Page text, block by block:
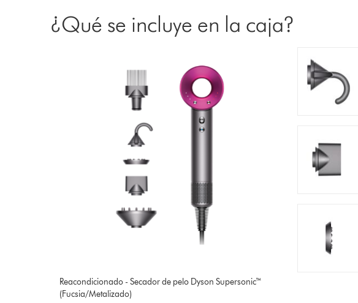
¿Qué se incluye en la caja?
Reacondicionado - Secador de pelo Dyson Supersonic™
(Fucsia/Metalizado)